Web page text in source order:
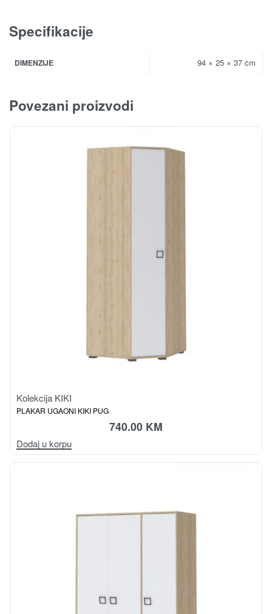
Specifikacije
DIMENZIJE 94 × 25 × 37 cm
Povezani proizvodi
Kolekcija KIKI
PLAKAR UGAONI KIKI PUG
740.00 KM
Dodaj u korpu